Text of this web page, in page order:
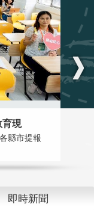
育現
縣市提報
即時新聞